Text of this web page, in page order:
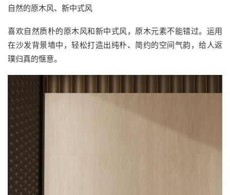
自然的原木风、新中式风
喜欢自然质朴的原木风和新中式风，原木元素不能错过。运用
在沙发背景墙中，轻松打造出纯朴、简约的空间气韵，给人返
璞归真的惬意。